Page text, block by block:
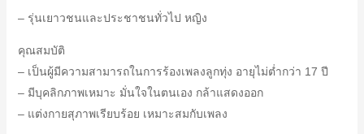
– รุ่นเยาวชนและประชาชนทั่วไป หญิง
คุณสมบัติ
– เป็นผู้มีความสามารถในการร้องเพลงลูกทุ่ง อายุไม่ต่ำกว่า 17 ปี
– มีบุคลิกภาพเหมาะ มั่นใจในตนเอง กล้าแสดงออก
– แต่งกายสุภาพเรียบร้อย เหมาะสมกับเพลง